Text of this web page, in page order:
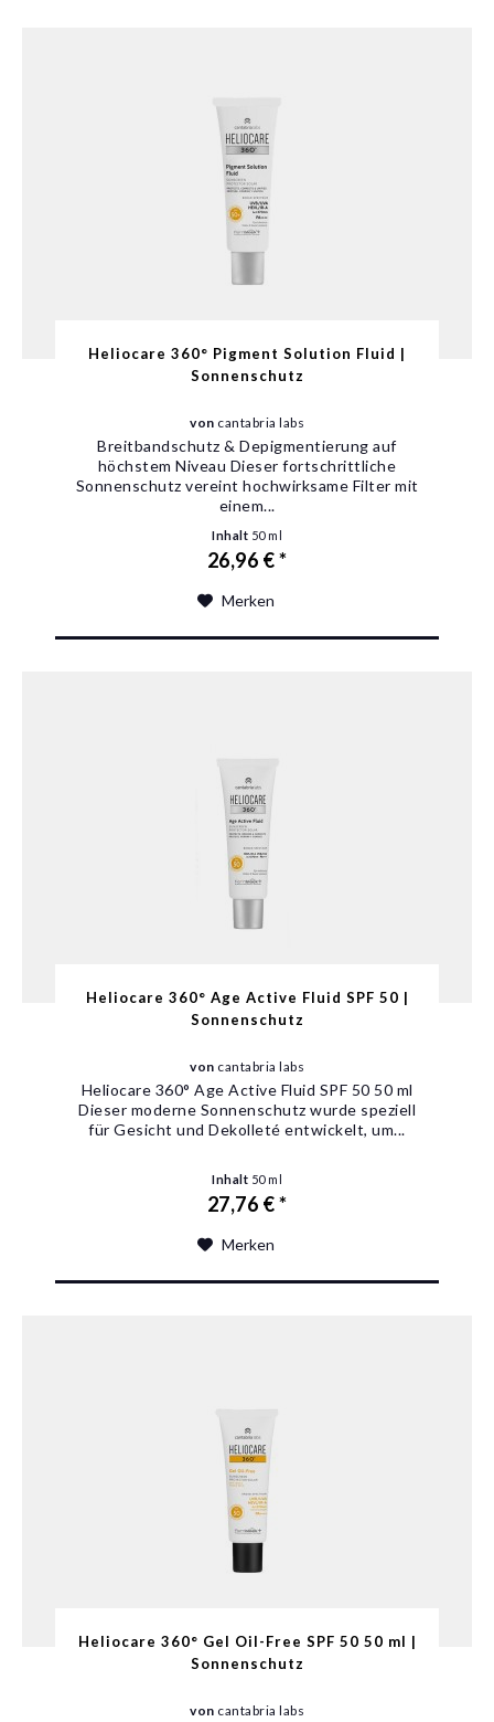
Heliocare 360° Pigment Solution Fluid |
Sonnenschutz
von cantabria labs
Breitbandschutz & Depigmentierung auf
höchstem Niveau Dieser fortschrittliche
Sonnenschutz vereint hochwirksame Filter mit
einem...
Inhalt 50 ml
26,96 € *
Merken
Heliocare 360° Age Active Fluid SPF 50 |
Sonnenschutz
von cantabria labs
Heliocare 360° Age Active Fluid SPF 50 50 ml
Dieser moderne Sonnenschutz wurde speziell
für Gesicht und Dekolleté entwickelt, um...
Inhalt 50 ml
27,76 € *
Merken
Heliocare 360° Gel Oil-Free SPF 50 50 ml |
Sonnenschutz
von cantabria labs